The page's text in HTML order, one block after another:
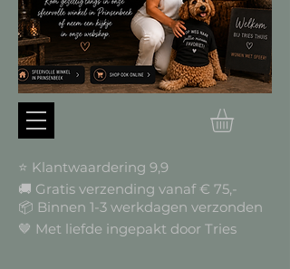
⭐ Klantwaardering 9,9
🚚 Gratis verzending vanaf € 75,-
📦 Binnen 1-3 werkdagen verzonden
🤎 Met liefde ingepakt door Tries